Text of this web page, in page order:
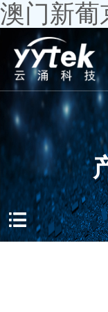
澳门新葡
